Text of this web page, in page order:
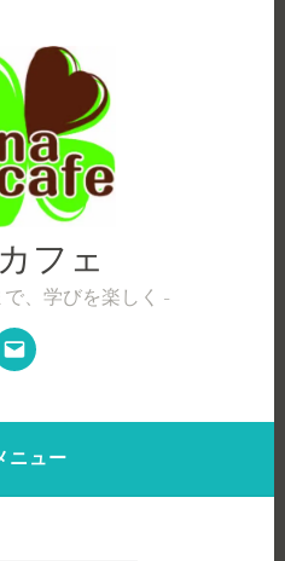
フェ
、学びを楽しく
メ
ー
ル
ニュー